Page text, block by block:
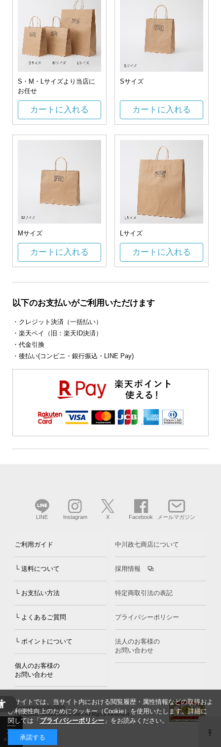
S・M・Lサイズより当店に
お任せ
カートに入れる
Sサイズ
カートに入れる
Mサイズ
カートに入れる
Lサイズ
カートに入れる
以下のお支払いがご利用いただけます
・クレジット決済（一括払い）
・楽天ペイ（旧：楽天ID決済）
・代金引換
・後払い(コンビニ・銀行振込・LINE Pay)
LINE Instagram X Facebook メールマガジン
ご利用ガイド
└ 送料について
└ お支払い方法
└ よくあるご質問
└ ポイントについて
個人のお客様の
お問い合わせ
中川政七商店について
採用情報
特定商取引法の表記
プライバシーポリシー
法人のお客様の
お問い合わせ
Copyright©2000-2026
Nakagawa Masashichi Shoten All Rights Reserved.
当サイトでは、当サイト内における閲覧履歴・属性情報などの取得およ
び利便性向上のためにクッキー（Cookie）を使用いたします。詳細に
関しては「 プライバシーポリシー」をお読みください。
承諾する